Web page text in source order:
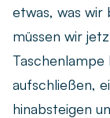
etwas, was wir
müssen wir
aufschließen,
hinabsteigen